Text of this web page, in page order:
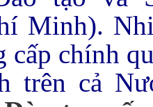
Minh).
chính
trên cả